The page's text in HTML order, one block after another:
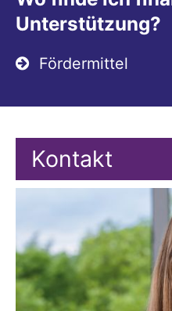
Unterstützung?
Fördermittel
Kontakt